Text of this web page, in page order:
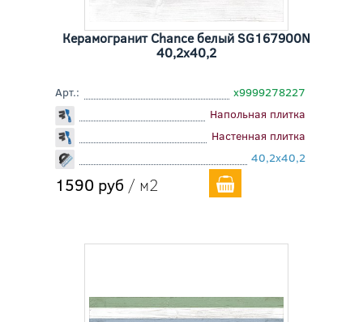
Керамогранит Chance белый SG167900N
40,2x40,2
Арт.:
х9999278227
Напольная плитка
Настенная плитка
40,2x40,2
1590 руб / м2